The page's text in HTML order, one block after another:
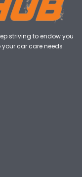
striving to endow you
car care needs